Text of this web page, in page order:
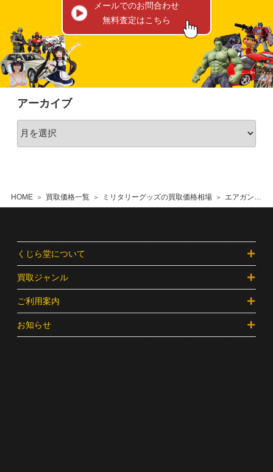
HOME 買取価格一覧 ミリタリーグッズの買取価格相場 エアガン・モデルガンの買取価格相場
メールでのお問合わせ
無料査定はこちら
アーカイブ
くじら堂について
買取ジャンル
ご利用案内
お知らせ